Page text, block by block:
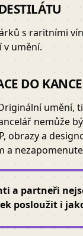
s raritními
v umění.
DO
umění,
nemůže
obrazy a
a
a partneři
posloužit i